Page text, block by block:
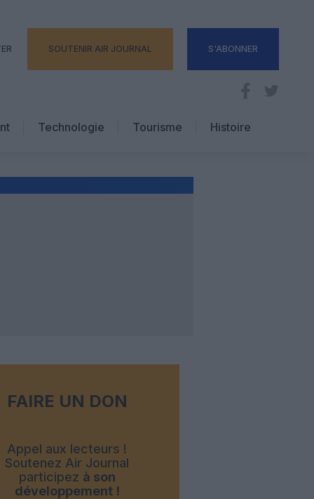
SOUTENIR AIR JOURNAL S'ABONNER
Technologie
Tourisme
Hôtellerie
Histoire
FAIRE UN DON
Appel aux lecteurs !
Soutenez Air Journal
participez à son
développement !